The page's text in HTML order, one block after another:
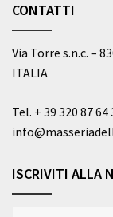
CONTATTI
Via Torre s.n.c. –
ITALIA
Tel. + 39 320 87 64
ISCRIVITI ALLA